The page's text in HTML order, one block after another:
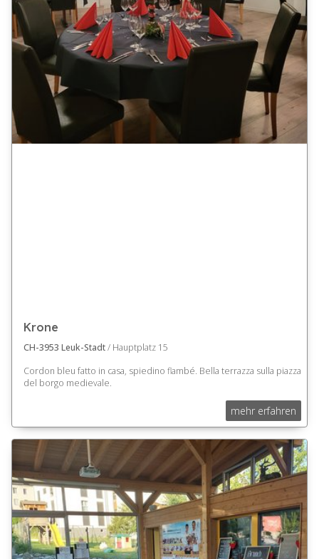
Krone
CH-3953 Leuk-Stadt/ Hauptplatz 15
Cordon bleu fatto in casa, spiedino flambé. Bella terrazza sulla piazza
del borgo medievale.
mehr erfahren